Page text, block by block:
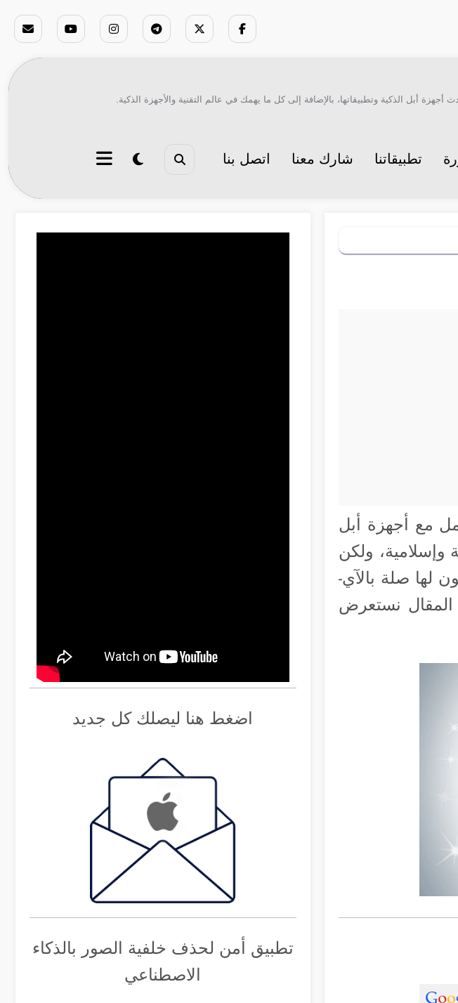
أبل الذكية وتطبيقاتها، بالإضافة إلى كل ما يهمك في عالم التقنية والأجهزة الذكية.
تطبيقاتنا شارك معنا اتصل بنا
مع أجهزة أبل
وإسلامية، ولكن
لها صلة بالآي-
نستعرض
اضغط هنا ليصلك كل جديد
تطبيق أمن لحذف خلفية الصور بالذكاء
الاصطناعي